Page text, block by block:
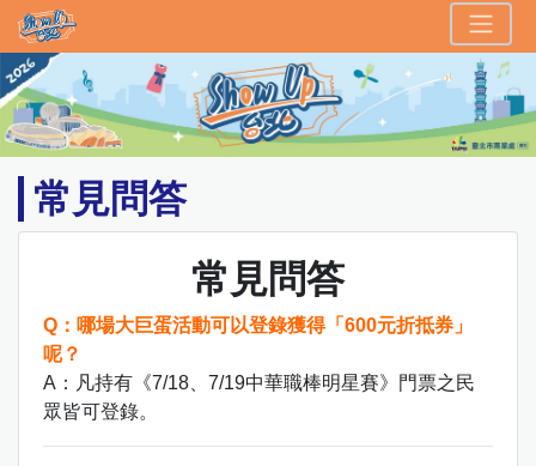
跳到主要內容區塊
頁面頂端
常見問答
常見問答
Q：哪場大巨蛋活動可以登錄獲得「600元折抵券」
呢？
A：凡持有《7/18、7/19中華職棒明星賽》門票之民
眾皆可登錄。